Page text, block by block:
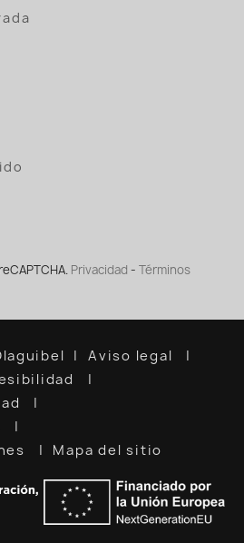
Privacidad - Términos
Aviso legal
Mapa del sitio